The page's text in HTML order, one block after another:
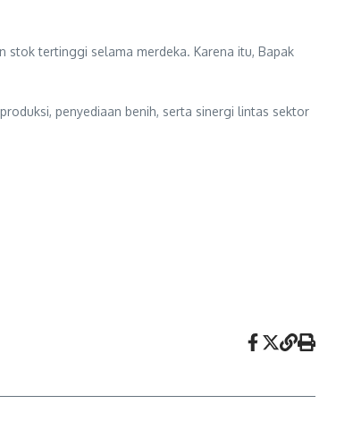
stok tertinggi selama merdeka. Karena itu, Bapak
penyediaan benih, serta sinergi lintas sektor